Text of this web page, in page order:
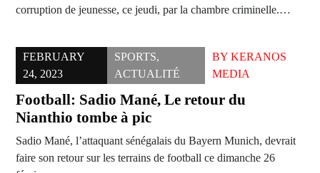
corruption de jeunesse, ce jeudi, par la chambre criminelle.…
FEBRUARY
24, 2023
SPORTS,
ACTUALITÉ
BY KERANOS
MEDIA
Football: Sadio Mané, Le retour du
Nianthio tombe à pic
Sadio Mané, l’attaquant sénégalais du Bayern Munich, devrait
faire son retour sur les terrains de football ce dimanche 26